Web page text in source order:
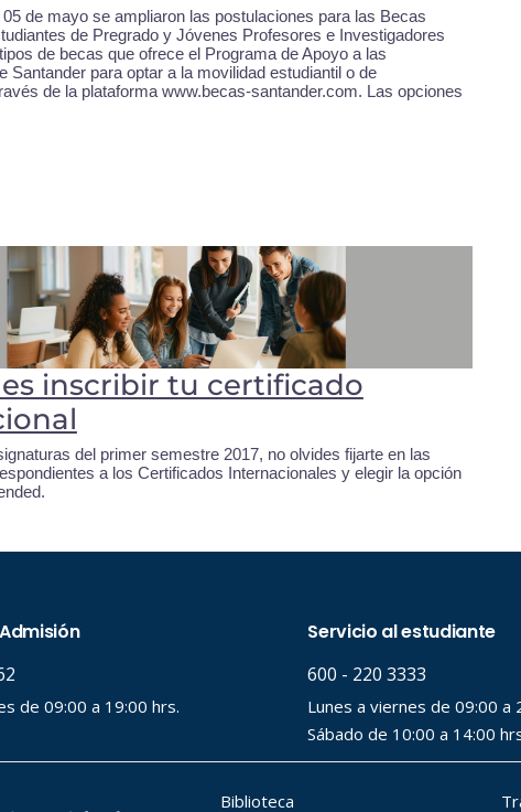
de mayo se ampliaron las postulaciones para las Becas
de Pregrado y Jóvenes Profesores e Investigadores
de becas que ofrece el Programa de Apoyo a las
Santander para optar a la movilidad estudiantil o de
de la plataforma www.becas-santander.com. Las opciones
inscribir tu certificado
del primer semestre 2017, no olvides fijarte en las
a los Certificados Internacionales y elegir la opción